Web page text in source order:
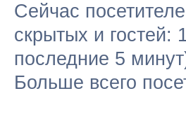
Сейчас
скрытых и гостей:
последние 5
Больше всего